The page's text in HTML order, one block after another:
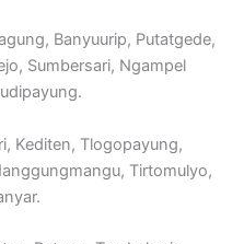
Banyuurip, Putatgede,
Sumbersari, Ngampel
Kediten, Tlogopayung,
Tirtomulyo,